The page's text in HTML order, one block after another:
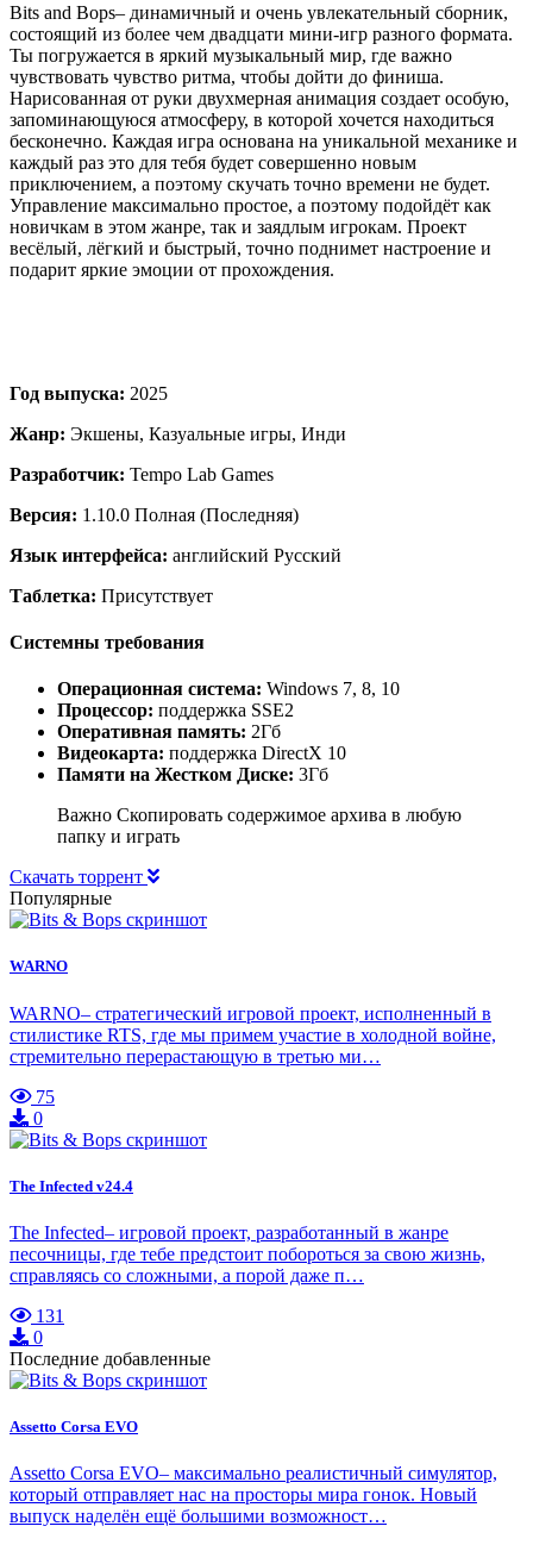
Bits and Bops– динамичный и очень увлекательный сборник,
состоящий из более чем двадцати мини-игр разного формата.
Ты погружается в яркий музыкальный мир, где важно
чувствовать чувство ритма, чтобы дойти до финиша.
Нарисованная от руки двухмерная анимация создает особую,
запоминающуюся атмосферу, в которой хочется находиться
бесконечно. Каждая игра основана на уникальной механике и
каждый раз это для тебя будет совершенно новым
приключением, а поэтому скучать точно времени не будет.
Управление максимально простое, а поэтому подойдёт как
новичкам в этом жанре, так и заядлым игрокам. Проект
весёлый, лёгкий и быстрый, точно поднимет настроение и
подарит яркие эмоции от прохождения.
Год выпуска: 2025
Жанр: Экшены, Казуальные игры, Инди
Разработчик: Tempo Lab Games
Версия: 1.10.0 Полная (Последняя)
Язык интерфейса: английский Русский
Таблетка: Присутствует
Системны требования
Операционная система: Windows 7, 8, 10
Процессор: поддержка SSE2
Оперативная память: 2Гб
Видеокарта: поддержка DirectX 10
Памяти на Жестком Диске: 3Гб
Важно Скопировать содержимое архива в любую
папку и играть
Скачать торрент
Популярные
WARNO
WARNO– стратегический игровой проект, исполненный в
стилистике RTS, где мы примем участие в холодной войне,
стремительно перерастающую в третью ми…
75
0
The Infected v24.4
The Infected– игровой проект, разработанный в жанре
песочницы, где тебе предстоит побороться за свою жизнь,
справляясь со сложными, а порой даже п…
131
0
Последние добавленные
Assetto Corsa EVO
Assetto Corsa EVO– максимально реалистичный симулятор,
который отправляет нас на просторы мира гонок. Новый
выпуск наделён ещё большими возможност…